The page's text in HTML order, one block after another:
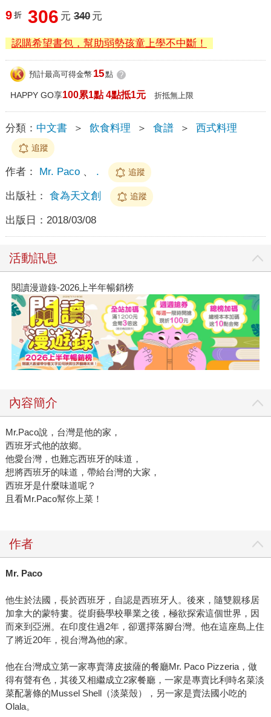
9 折 306 元 340 元
認購希望書包，幫助弱勢孩童上學不中斷！
預計最高可得金幣 15點 ?
HAPPY GO享100累1點 4點抵1元 折抵無上限
分類： 中文書 ＞ 飲食料理 ＞ 食譜 ＞ 西式料理
追蹤
作者： Mr. Paco、 . 追蹤
出版社： 食為天文創 追蹤
出版日： 2018/03/08
活動訊息
閱讀漫遊錄-2026上半年暢銷榜
內容簡介
Mr.Paco說，台灣是他的家，
西班牙式他的故鄉。
他愛台灣，也難忘西班牙的味道，
想將西班牙的味道，帶給台灣的大家，
西班牙是什麼味道呢？
且看Mr.Paco幫你上菜！
作者
Mr. Paco
他生於法國，長於西班牙，自認是西班牙人。後來，隨雙親移居
加拿大的蒙特婁。從廚藝學校畢業之後，極欲探索這個世界，因
而來到亞洲。在印度住過2年，卻選擇落腳台灣。他在這座島上住
了將近20年，視台灣為他的家。
他在台灣成立第一家專賣薄皮披薩的餐廳Mr. Paco Pizzeria，做
得有聲有色，其後又相繼成立2家餐廳，一家是專賣比利時名菜淡
菜配薯條的Mussel Shell（淡菜殼），另一家是賣法國小吃的
Olala。